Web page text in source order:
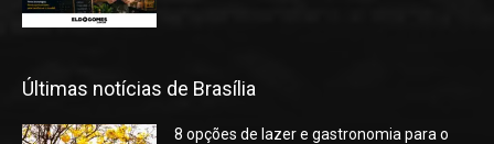
Últimas notícias de Brasília
8 opções de lazer e gastronomia para o